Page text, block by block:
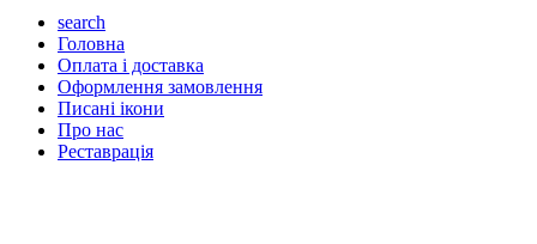
search
Головна
Оплата і доставка
Оформлення замовлення
Писані ікони
Про нас
Реставрація